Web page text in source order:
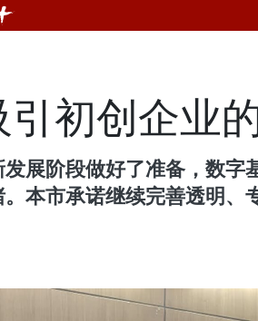
初创企业
展阶段做好了准备，数
本市承诺继续完善透明、